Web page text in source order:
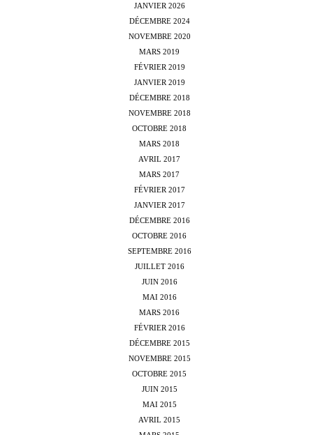
JANVIER 2026
DÉCEMBRE 2024
NOVEMBRE 2020
MARS 2019
FÉVRIER 2019
JANVIER 2019
DÉCEMBRE 2018
NOVEMBRE 2018
OCTOBRE 2018
MARS 2018
AVRIL 2017
MARS 2017
FÉVRIER 2017
JANVIER 2017
DÉCEMBRE 2016
OCTOBRE 2016
SEPTEMBRE 2016
JUILLET 2016
JUIN 2016
MAI 2016
MARS 2016
FÉVRIER 2016
DÉCEMBRE 2015
NOVEMBRE 2015
OCTOBRE 2015
JUIN 2015
MAI 2015
AVRIL 2015